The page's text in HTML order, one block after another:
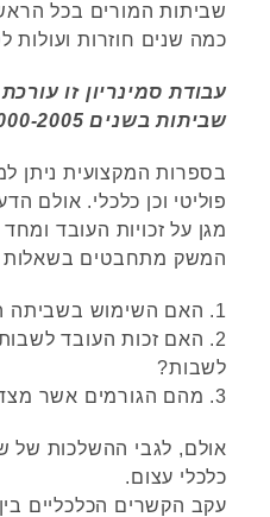
שביתות המורים בכל
כמה שנים חוזרות ועולות
עבודת סמינריון זו
שביתות בשנים 2000-2005.
בספרות המקצועית ניתן
פוליטי וכן כלכלי. אולם
מגן על זכויות העובד
המשק מתחבטים בשאלות
1. האם השימוש בשביתה היא הליך דמוקרטי הכרחי או שמא זרז לאנרכיה?
2. האם זכות העובד
לשבות?
3. מהם הגורמים אשר מצדיקים שביתה?
אולם, לגבי ההשלכות של
כלכלי עצום.
עקב הקשרים הכלכליים